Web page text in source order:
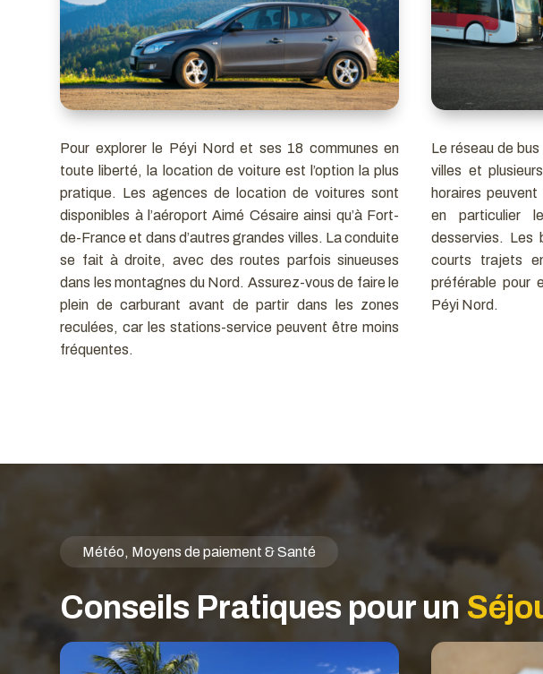
Pour explorer le Péyi Nord et ses 18 communes en
toute liberté, la location de voiture est l’option la plus
pratique. Les agences de location de voitures sont
disponibles à l’aéroport Aimé Césaire ainsi qu’à Fort-
de-France et dans d’autres grandes villes. La conduite
se fait à droite, avec des routes parfois sinueuses
dans les montagnes du Nord. Assurez-vous de faire le
plein de carburant avant de partir dans les zones
reculées, car les stations-service peuvent être moins
fréquentes.
Le réseau de
villes et
horaires
en particulier
desservies. Les
courts trajets
préférable pour
Péyi Nord.
Météo, Moyens de paiement & Santé
Conseils Pratiques pour un